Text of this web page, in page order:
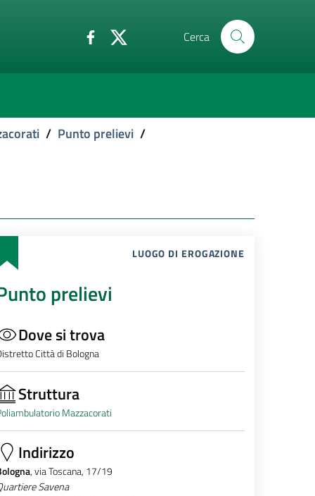
Cerca
/ Punto prelievi /
LUOGO DI EROGAZIONE
prelievi
Dove si trova
Città di Bologna
Struttura
Mazzacorati
Indirizzo
, via Toscana, 17/19
Savena